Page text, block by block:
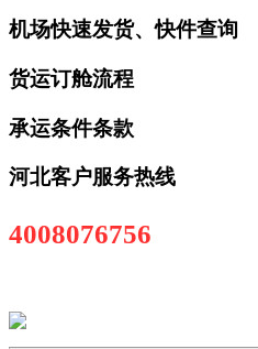
机场快速发货、快件查询
货运订舱流程
承运条件条款
河北客户服务热线
4008076756